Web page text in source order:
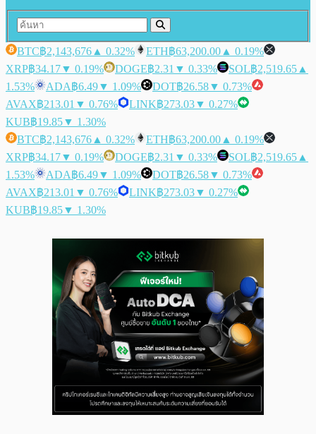
BTC฿2,143,676 ▲ 0.32% ETH฿63,200.00 ▲ 0.19%
XRP฿34.17▼ 0.19% DOGE฿2.31 ▼ 0.33% SOL฿2,519.65 ▲
1.53%
ADA฿6.49▼ 1.09% DOT฿26.58▼ 0.73%
AVAX฿213.01 ▼ 0.76% LINK฿273.03▼ 0.27%
KUB฿19.85▼ 1.30%
BTC฿2,143,676 ▲ 0.32% ETH฿63,200.00 ▲ 0.19%
XRP฿34.17▼ 0.19% DOGE฿2.31 ▼ 0.33% SOL฿2,519.65 ▲
1.53%
ADA฿6.49▼ 1.09% DOT฿26.58▼ 0.73%
AVAX฿213.01 ▼ 0.76% LINK฿273.03▼ 0.27%
KUB฿19.85▼ 1.30%